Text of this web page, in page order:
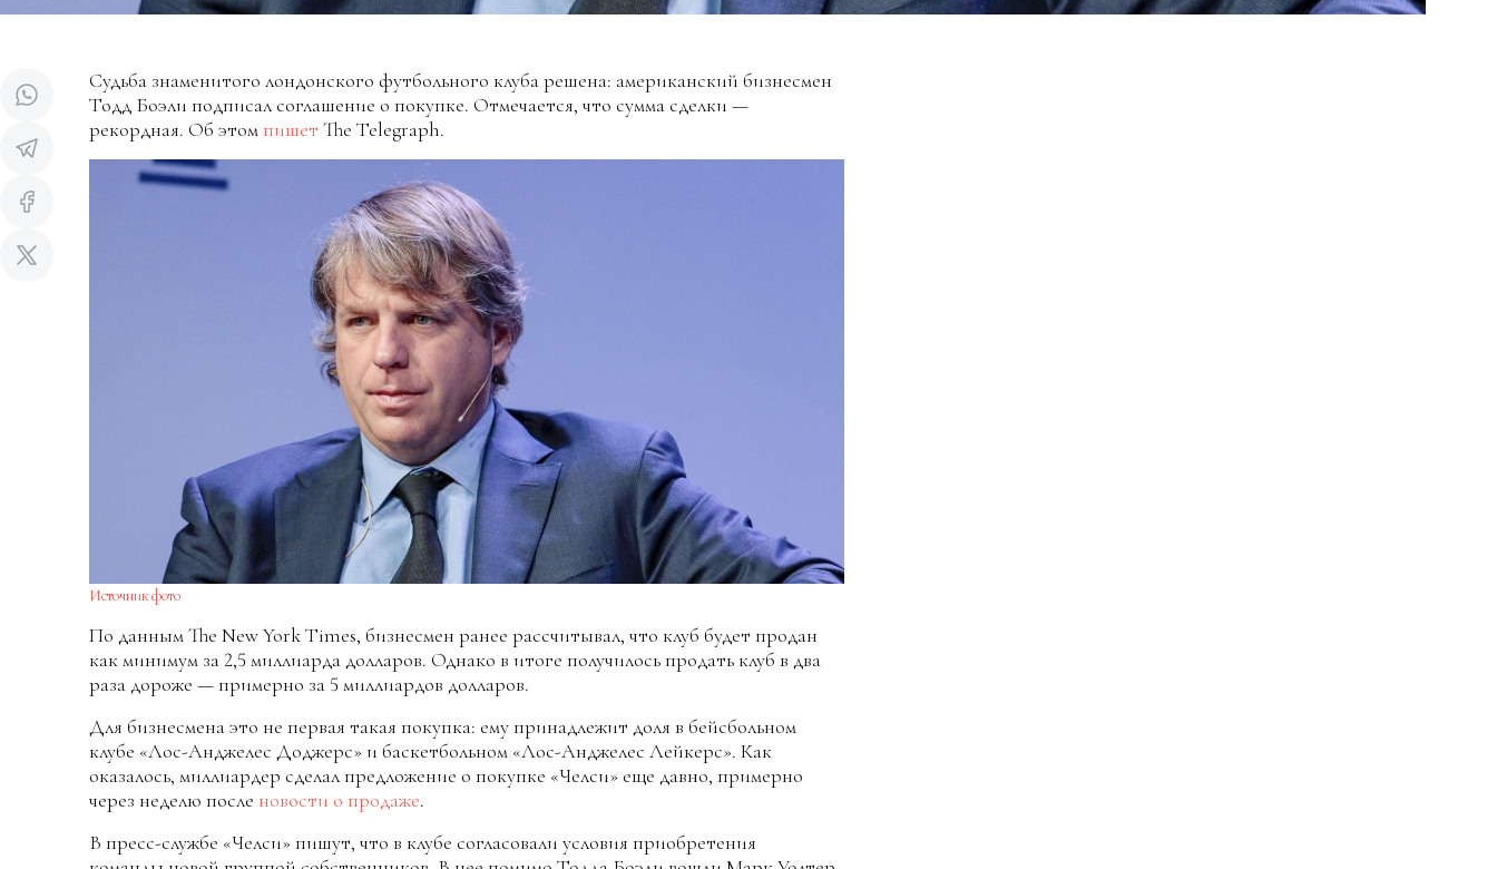
Судьба знаменитого лондонского футбольного клуба решена: американский бизнесмен
Тодд Боэли подписал соглашение о покупке. Отмечается, что сумма сделки —
рекордная. Об этом пишет The Telegraph.
Источник фото
По данным The New York Times, бизнесмен ранее рассчитывал, что клуб будет продан
как минимум за 2,5 миллиарда долларов. Однако в итоге получилось продать клуб в два
раза дороже — примерно за 5 миллиардов долларов.
Для бизнесмена это не первая такая покупка: ему принадлежит доля в бейсбольном
клубе «Лос-Анджелес Доджерс» и баскетбольном «Лос-Анджелес Лейкерс». Как
оказалось, миллиардер сделал предложение о покупке «Челси» еще давно, примерно
через неделю после новости о продаже.
В пресс-службе «Челси» пишут, что в клубе согласовали условия приобретения